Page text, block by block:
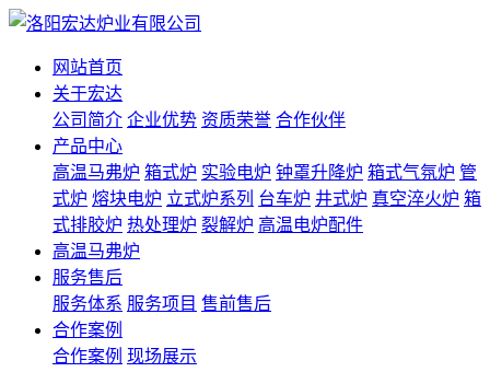
网站首页
关于宏达
公司简介 企业优势 资质荣誉 合作伙伴
产品中心
高温马弗炉 箱式炉 实验电炉 钟罩升降炉 箱式气氛炉 管
式炉 熔块电炉 立式炉系列 台车炉 井式炉 真空淬火炉 箱
式排胶炉 热处理炉 裂解炉 高温电炉配件
高温马弗炉
服务售后
服务体系 服务项目 售前售后
合作案例
合作案例 现场展示